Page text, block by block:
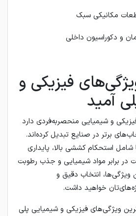
مکانیکی سبک
و دکوراسیون داخلی
فیزیکی و
آمید
و شیمیایی منحصربه‌فردی دارد
برتر در صنایع تبدیل کرده‌اند.
استحکام کششی بالا، پایداری
در برابر مواد شیمیایی و جذب رطوبت
ویژگی‌ها، انتخاب دقیق و
خواهید داشت.
ویژگی‌های فیزیکی و شیمیایی پلی